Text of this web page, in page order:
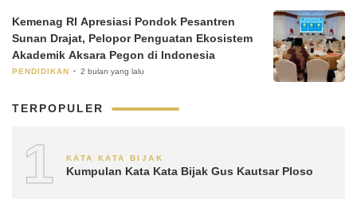
Kemenag RI Apresiasi Pondok Pesantren
Sunan Drajat, Pelopor Penguatan Ekosistem
Akademik Aksara Pegon di Indonesia
PENDIDIKAN 2 bulan yang lalu
TERPOPULER
1 KATA KATA BIJAK
Kumpulan Kata Kata Bijak Gus Kautsar Ploso